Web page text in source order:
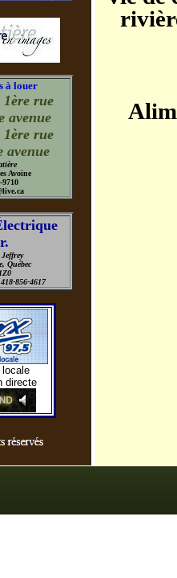
à louer
1ère rue
avenue
1ère rue
avenue
Avoine
9710
Québec
856-4617
locale
directe